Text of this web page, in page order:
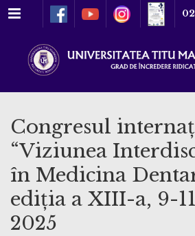
Meniu
Congresul
“Viziunea
în Medicina
ediția a XIII-a, 9-
2025